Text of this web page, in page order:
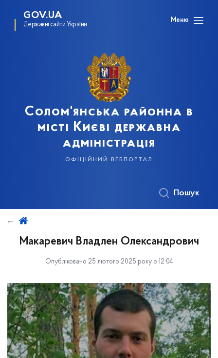
GOV.UA
Державні сайти України
Меню
Солом'янська районна в
місті Києві державна
адміністрація
офіційний вебпортал
Пошук
Макаревич Владлен Олександрович
Опубліковано 25 лютого 2025 року о 12:04